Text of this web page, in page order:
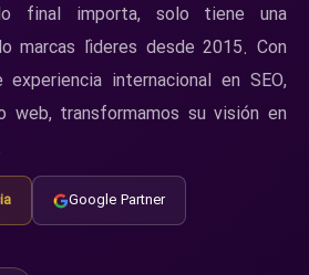
final importa, solo tiene una
marcas líderes desde 2015. Con
internacional en SEO,
web, transformamos su visión en
Google Partner